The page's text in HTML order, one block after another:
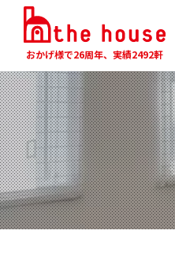
おかげ様で26周年、実績2492軒